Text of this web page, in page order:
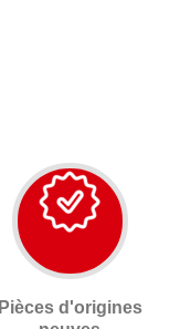
Pièces d'origines